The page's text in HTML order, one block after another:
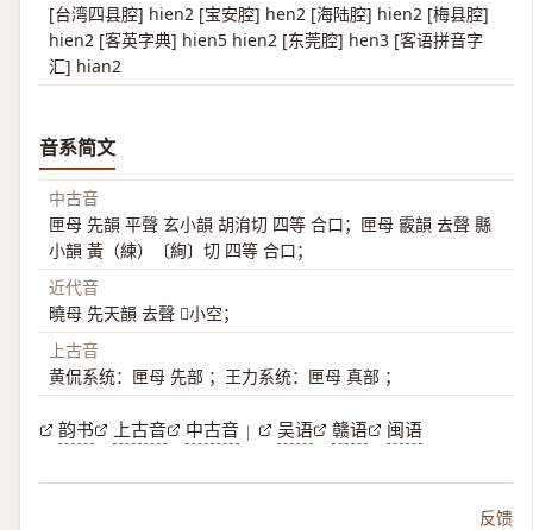
[台湾四县腔] hien2 [宝安腔] hen2 [海陆腔] hien2 [梅县腔]
hien2 [客英字典] hien5 hien2 [东莞腔] hen3 [客语拼音字
汇] hian2
音系简文
中古音
匣母 先韻 平聲 玄小韻 胡㳙切 四等 合口；匣母 霰韻 去聲 縣
小韻 黃（練）〔絢〕切 四等 合口；
近代音
曉母 先天韻 去聲 𩋢小空；
上古音
黄侃系统：匣母 先部 ；王力系统：匣母 真部 ；
韵书 上古音 中古音 | 吴语 赣语 闽语
反馈